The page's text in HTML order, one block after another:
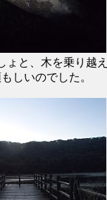
と、木を乗り越
しいのでした。